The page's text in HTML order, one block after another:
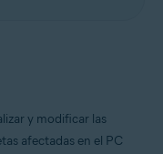
y modificar las
afectadas en el PC